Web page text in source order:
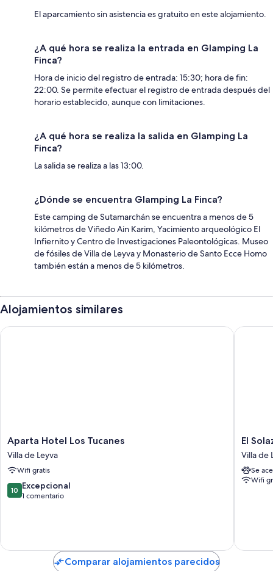
El aparcamiento sin asistencia es gratuito en este alojamiento.
¿A qué hora se realiza la entrada en Glamping La
Finca?
Hora de inicio del registro de entrada: 15:30; hora de fin:
22:00. Se permite efectuar el registro de entrada después del
horario establecido, aunque con limitaciones.
¿A qué hora se realiza la salida en Glamping La
Finca?
La salida se realiza a las 13:00.
¿Dónde se encuentra Glamping La Finca?
Este camping de Sutamarchán se encuentra a menos de 5
kilómetros de Viñedo Ain Karim, Yacimiento arqueológico El
Infiernito y Centro de Investigaciones Paleontológicas. Museo
de fósiles de Villa de Leyva y Monasterio de Santo Ecce Homo
también están a menos de 5 kilómetros.
Alojamientos similares
Aparta
Hotel
Los
Tucanes
Villa
de
Aparta Hotel Los Tucanes
Villa de Leyva
Wifi gratis
10.0
sobre
10 Excepcional
1 comentario
Aparta Hotel Los Tucanes
El
Solaz
By
Honnor
Living
El
Villa de
Se
Wifi
El Solaz
Comparar alojamientos parecidos